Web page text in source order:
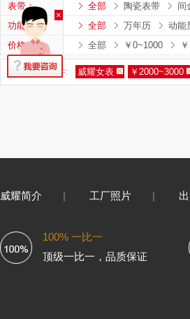
表带：
全部 陶瓷表带 间
功能：
全部 万年历 动能
价格：
全部 ￥0~1000
您的筛选条件: 威耀女表 ￥2000~3000
威耀简介 工厂照片
100% 一比一
顶级一比一，品质保证
×